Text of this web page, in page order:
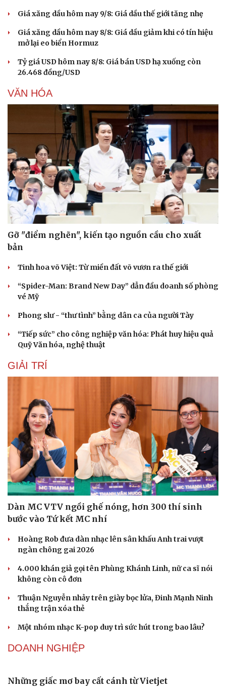
Giá xăng dầu hôm nay 9/8: Giá dầu thế giới tăng nhẹ
Giá xăng dầu hôm nay 8/8: Giá dầu giảm khi có tín hiệu
mở lại eo biển Hormuz
Tỷ giá USD hôm nay 8/8: Giá bán USD hạ xuống còn
26.468 đồng/USD
VĂN HÓA
Gỡ "điểm nghẽn", kiến tạo nguồn cầu cho xuất
bản
Tinh hoa võ Việt: Từ miền đất võ vươn ra thế giới
“Spider-Man: Brand New Day” dẫn đầu doanh số phòng
vé Mỹ
Phong slư - “thư tình” bằng dân ca của người Tày
“Tiếp sức” cho công nghiệp văn hóa: Phát huy hiệu quả
Quỹ Văn hóa, nghệ thuật
GIẢI TRÍ
Dàn MC VTV ngồi ghế nóng, hơn 300 thí sinh
bước vào Tứ kết MC nhí
Hoàng Rob đưa dàn nhạc lên sân khấu Anh trai vượt
ngàn chông gai 2026
4.000 khán giả gọi tên Phùng Khánh Linh, nữ ca sĩ nói
không còn cô đơn
Thuận Nguyễn nhảy trên giày bọc lửa, Đinh Mạnh Ninh
thắng trận xóa thẻ
Một nhóm nhạc K-pop duy trì sức hút trong bao lâu?
DOANH NGHIỆP